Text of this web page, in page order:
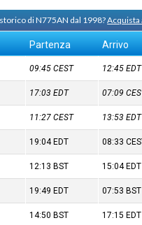
di N775AN dal 1998?Acquista
Partenza Arrivo
09:45CEST 12:45EDT
17:03EDT 07:09
11:27CEST 13:53EDT
19:04 EDT 08:33
12:13 BST 15:04 EDT
19:49 EDT 07:53 BST
14:50 BST 17:15 EDT